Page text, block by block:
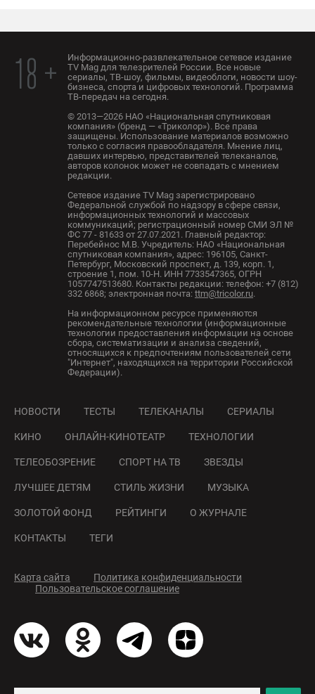
18 +
Информационно-развлекательное сетевое издание
TV Mag для телезрителей России. Все новые
сериалы, ТВ-шоу, фильмы, видеоблоги, новости шоу-
бизнеса, спорта и цифровых технологий. Программа
ТВ-передач на сегодня.
© 2013—2026 НАО «Национальная спутниковая
компания» (бренд — «Триколор»). Все права
защищены. Использование материалов возможно
только с согласия правообладателя. Мнение лиц,
давших интервью, представителей телеканалов,
авторов колонок может не совпадать с мнением
редакции.
Сетевое издание TV Mag зарегистрировано
Федеральной службой по надзору в сфере связи,
информационных технологий и массовых
коммуникаций; регистрационный номер СМИ ЭЛ №
ФС 77 - 81633 от 27.07.2021. Главный редактор:
Перебейнос М.В. Учредитель: НАО «Национальная
спутниковая компания», адрес: 196105, Санкт-
Петербург, Московский проспект, д. 139, корп. 1,
строение 1, пом. 10-Н. ИНН 7733547365, ОГРН
1057747513680. Контакты редакции: телефон: +7 (812)
332 6868; электронная почта: ttm@tricolor.ru.
На информационном ресурсе применяются
рекомендательные технологии (информационные
технологии предоставления информации на основе
сбора, систематизации и анализа сведений,
относящихся к предпочтениям пользователей сети
"Интернет", находящихся на территории Российской
Федерации).
НОВОСТИ ТЕСТЫ ТЕЛЕКАНАЛЫ СЕРИАЛЫ
КИНО ОНЛАЙН-КИНОТЕАТР ТЕХНОЛОГИИ
ТЕЛЕОБОЗРЕНИЕ СПОРТ НА ТВ ЗВЕЗДЫ
ЛУЧШЕЕ ДЕТЯМ СТИЛЬ ЖИЗНИ МУЗЫКА
ЗОЛОТОЙ ФОНД РЕЙТИНГИ О ЖУРНАЛЕ
КОНТАКТЫ ТЕГИ
Карта сайта
Политика конфиденциальности
Пользовательское соглашение